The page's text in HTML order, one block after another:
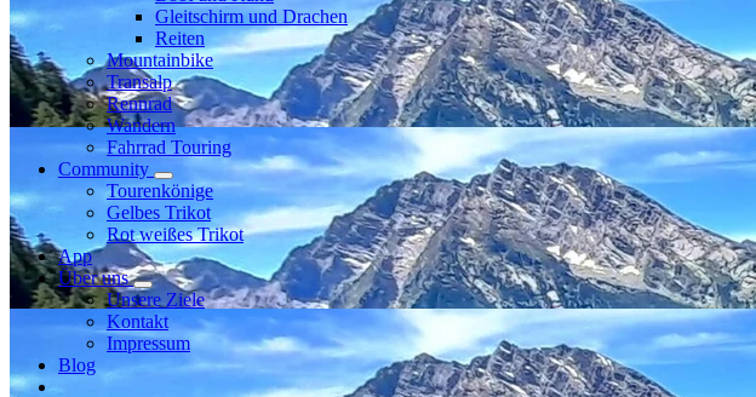
Gleitschirm und Drachen
Reiten
Mountainbike
Transalp
Rennrad
Wandern
Fahrrad Touring
Community
Tourenkönige
Gelbes Trikot
Rot weißes Trikot
App
Über uns
Unsere Ziele
Kontakt
Impressum
Blog